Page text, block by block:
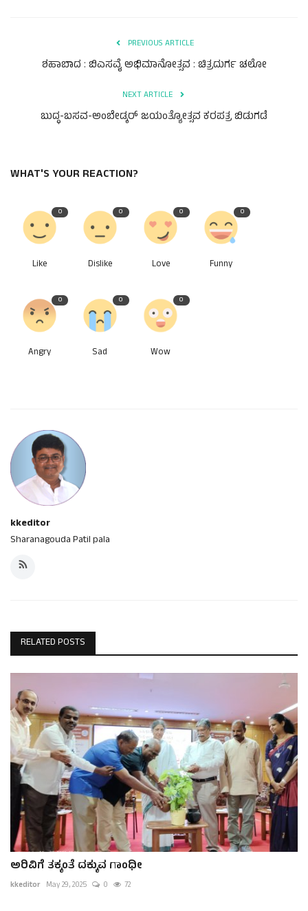
PREVIOUS ARTICLE
ಶಹಾಬಾದ : ಬಿಎಸವೈ ಅಭಿಮಾನೋತ್ಸವ : ಚಿತ್ರದುರ್ಗ ಚಲೋ
NEXT ARTICLE
ಬುದ್ಧ-ಬಸವ-ಅಂಬೇಡ್ಕರ್ ಜಯಂತ್ಯೋತ್ಸವ ಕರಪತ್ರ ಬಿಡುಗಡೆ
WHAT'S YOUR REACTION?
0
Like
0
Dislike
0
Love
0
Funny
0
Angry
0
Sad
0
Wow
kkeditor
Sharanagouda Patil pala
RELATED POSTS
ಅರಿವಿಗೆ ತಕ್ಕಂತೆ ದಕ್ಕುವ ಗಾಂಧೀ
kkeditor May 29, 2025 0 72